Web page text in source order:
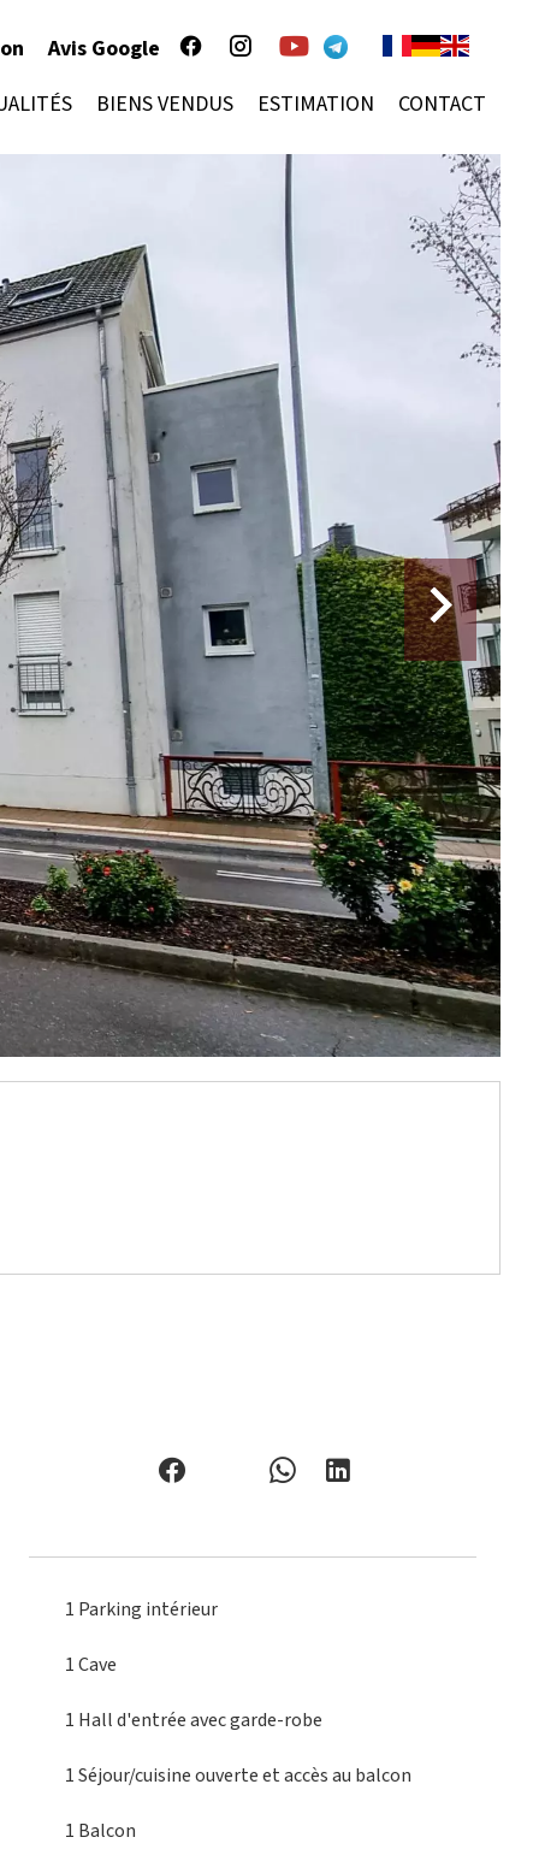
Avis Google
BIENS VENDUS ESTIMATION CONTACT
1 Parking intérieur
1 Cave
1 Hall d'entréeavec garde-robe
1 Séjour/cuisineouverte et accès au balcon
1 Balcon